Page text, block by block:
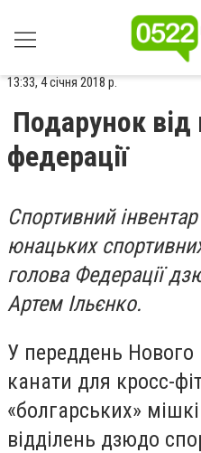
13:33, 4 січня 2018 р.
Подарунок від
федерації
Спортивний
юнацьких
голова Федерації
Артем Ільєнко.
У переддень Нового
канати для кросс-
«болгарських»
відділень дзюдо